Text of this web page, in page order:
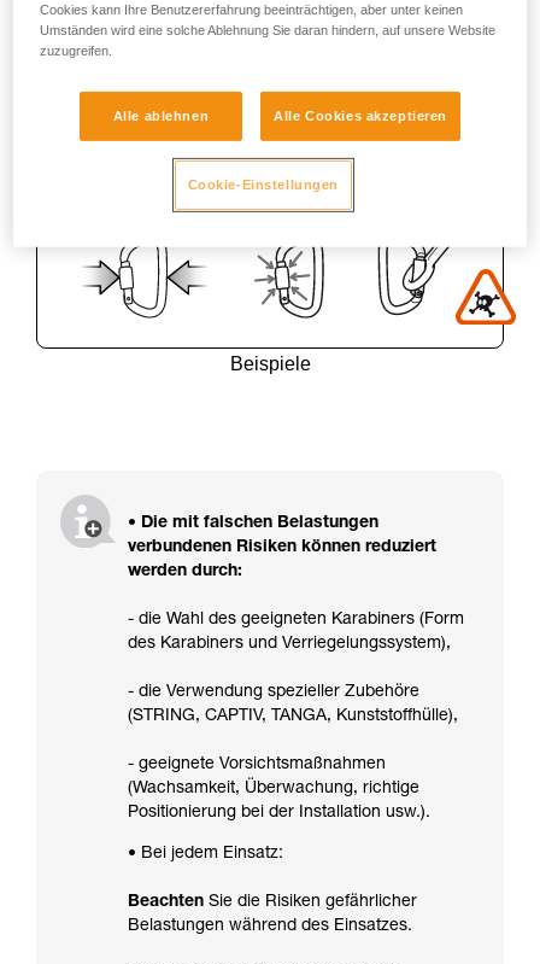
Beispiele
• Die mit falschen Belastungen
verbundenen Risiken können reduziert
werden durch:
- die Wahl des geeigneten Karabiners (Form
des Karabiners und Verriegelungssystem),
- die Verwendung spezieller Zubehöre
(STRING, CAPTIV, TANGA, Kunststoffhülle),
- geeignete Vorsichtsmaßnahmen
(Wachsamkeit, Überwachung, richtige
Positionierung bei der Installation usw.).
• Bei jedem Einsatz:
Beachten Sie die Risiken gefährlicher
Belastungen während des Einsatzes.
Cookies kann Ihre Benutzererfahrung beeinträchtigen, aber unter keinen
Umständen wird eine solche Ablehnung Sie daran hindern, auf unsere Website
zuzugreifen.
Alle ablehnen Alle Cookies akzeptieren
Cookie-Einstellungen